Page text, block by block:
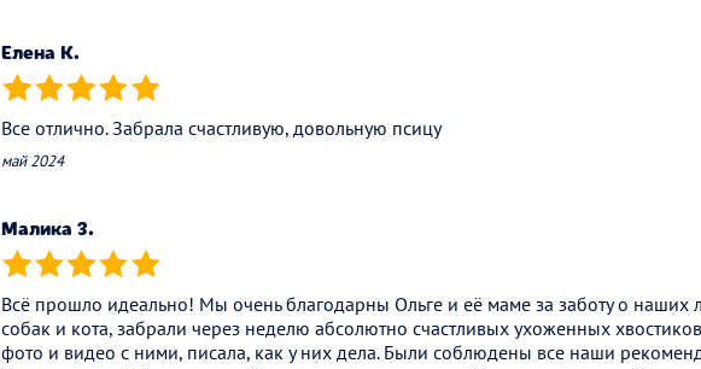
Елена К.
(*) (*) (*) (*) (*)
Все отлично. Забрала счастливую, довольную псицу
май 2024
Малика З.
(*) (*) (*) (*) (*)
Всё прошло идеально! Мы очень благодарны Ольге и её маме за заботу о
собак и кота, забрали через неделю абсолютно счастливых ухоженных
фото и видео с ними, писала, как у них дела. Были соблюдены все наши